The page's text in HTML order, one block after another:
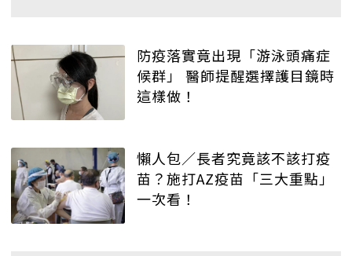
防疫落實竟出現「游泳頭痛症
候群」 醫師提醒選擇護目鏡時
這樣做！
懶人包／長者究竟該不該打疫
苗？施打AZ疫苗「三大重點」
一次看！